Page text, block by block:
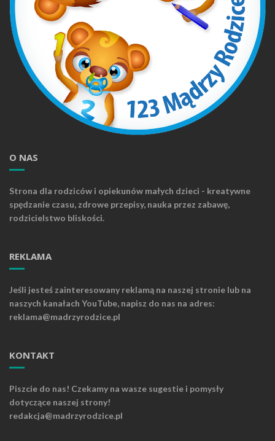
O NAS
Strona dla rodziców i opiekunów małych dzieci - kreatywne
spędzanie czasu, zdrowe przepisy, nauka przez zabawę,
rodzicielstwo bliskości.
REKLAMA
Jeśli jesteś zainteresowany reklamą na naszej stronie lub na
naszych kanałach YouTube, napisz do nas na adres:
reklama@madrzyrodzice.pl
KONTAKT
Piszcie do nas! Czekamy na wasze sugestie i pomysły
dotyczące naszej strony!
redakcja@madrzyrodzice.pl